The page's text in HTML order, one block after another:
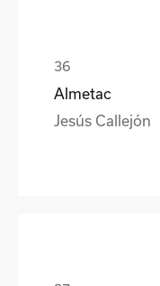
Almetac
Jesús Callejón